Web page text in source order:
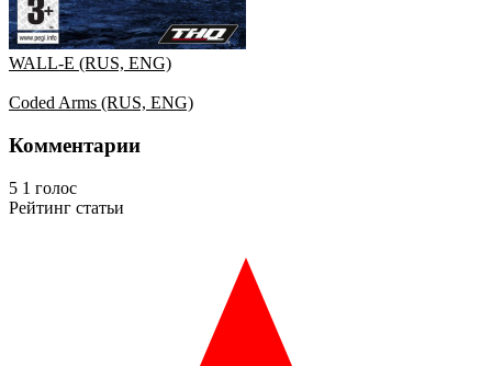
WALL-E (RUS, ENG)
Coded Arms (RUS, ENG)
Комментарии
5 1 голос
Рейтинг статьи